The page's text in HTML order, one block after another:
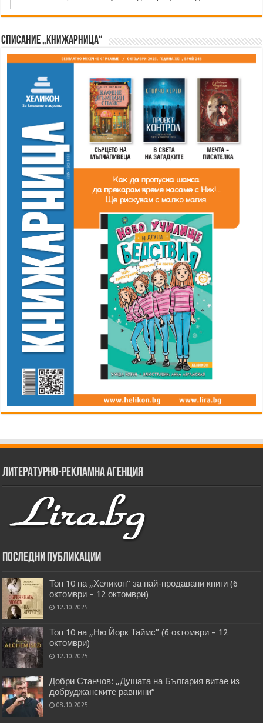
Списание „Книжарница“
Литературно-рекламна агенция
Последни публикации
Топ 10 на „Хеликон” за най-продавани книги (6
октомври – 12 октомври)
12.10.2025
Топ 10 на „Ню Йорк Таймс” (6 октомври – 12
октомври)
12.10.2025
Добри Станчов: „Душата на България витае из
добруджанските равнини“
08.10.2025